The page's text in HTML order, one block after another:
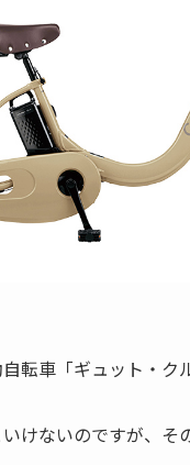
転車「ギュット・ク
けないのですが、そ